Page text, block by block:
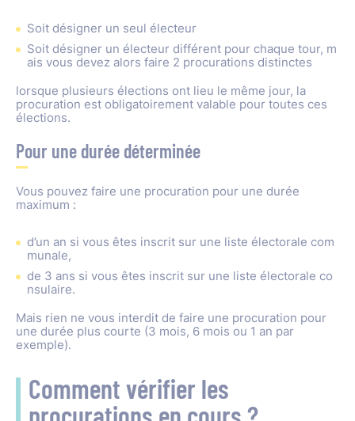
Soit désigner un seul électeur
Soit désigner un électeur différent pour chaque tour, m
ais vous devez alors faire 2 procurations distinctes
lorsque plusieurs élections ont lieu le même jour, la
procuration est obligatoirement valable pour toutes ces
élections.
Pour une durée déterminée
Vous pouvez faire une procuration pour une durée
maximum :
d’un an si vous êtes inscrit sur une liste électorale com
munale,
de 3 ans si vous êtes inscrit sur une liste électorale co
nsulaire.
Mais rien ne vous interdit de faire une procuration pour
une durée plus courte (3 mois, 6 mois ou 1 an par
exemple).
Comment vérifier les